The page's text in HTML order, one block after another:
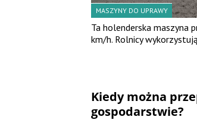
MASZYNY DO UPRAWY
Ta holenderska maszyna
km/h. Rolnicy
Kiedy można
gospodarstwie?